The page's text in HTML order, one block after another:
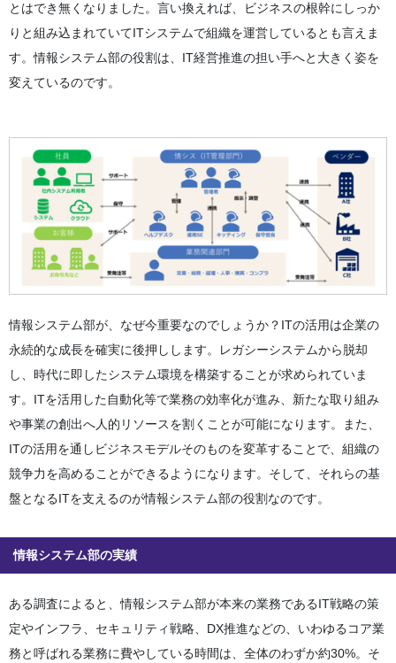
とはでき無くなりました。言い換えれば、ビジネスの根幹にしっか
りと組み込まれていてITシステムで組織を運営しているとも言えま
す。情報システム部の役割は、IT経営推進の担い手へと大きく姿を
変えているのです。
情報システム部が、なぜ今重要なのでしょうか？ITの活用は企業の
永続的な成長を確実に後押しします。レガシーシステムから脱却
し、時代に即したシステム環境を構築することが求められていま
す。ITを活用した自動化等で業務の効率化が進み、新たな取り組み
や事業の創出へ人的リソースを割くことが可能になります。また、
ITの活用を通しビジネスモデルそのものを変革することで、組織の
競争力を高めることができるようになります。そして、それらの基
盤となるITを支えるのが情報システム部の役割なのです。
情報システム部の実績
ある調査によると、情報システム部が本来の業務であるIT戦略の策
定やインフラ、セキュリティ戦略、DX推進などの、いわゆるコア業
務と呼ばれる業務に費やしている時間は、全体のわずか約30%。そ